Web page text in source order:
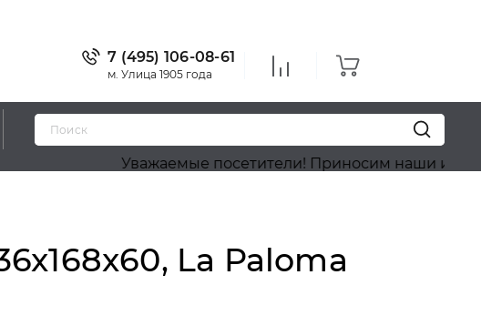
7 (495) 106-08-61
м. Улица 1905 года
Уважаемые посетители! Приносим наши извинения,
La Paloma